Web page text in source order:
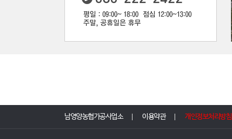
남영양농협가공사업소 이용약관 개인정보처리방침